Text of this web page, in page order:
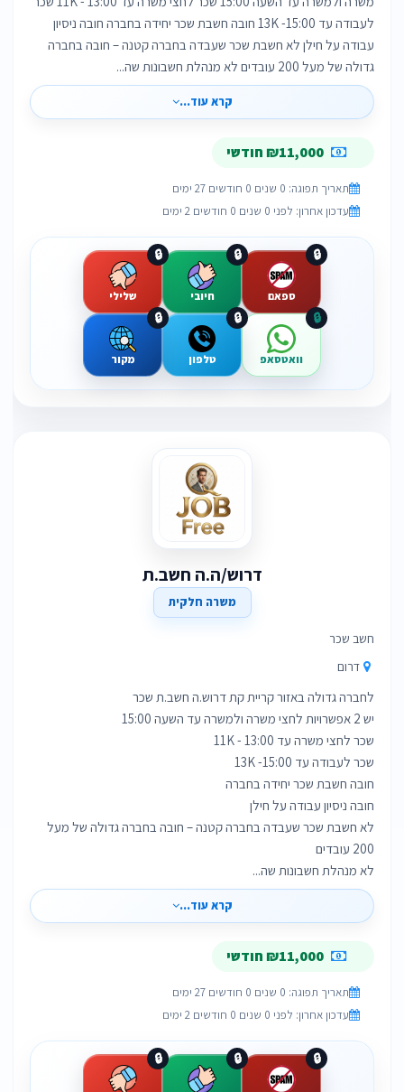
לעבודה עד 15:00- 13K חובה חשבת שכר יחידה בחברה חובה ניסיון
עבודה על חילן לא חשבת שכר שעבדה בחברה קטנה – חובה בחברה
גדולה של מעל 200 עובדים לא מנהלת חשבונות שה...
קרא עוד...
₪11,000 חודשי
תאריך תפוגה: 0 שנים 0 חודשים 27 ימים
עדכון אחרון: לפני 0 שנים 0 חודשים 2 ימים
ספאם
🔒
חיובי
🔒
שלילי
🔒
וואטסאפ
🔒
טלפון
🔒
מקור
🔒
דרוש/ה.ה חשב.ת
משרה חלקית
חשב שכר
דרום
לא חשבת שכר שעבדה בחברה קטנה – חובה בחברה גדולה של מעל
לא מנהלת חשבונות שה...
קרא עוד...
₪11,000 חודשי
תאריך תפוגה: 0 שנים 0 חודשים 27 ימים
עדכון אחרון: לפני 0 שנים 0 חודשים 2 ימים
🔒
🔒
🔒